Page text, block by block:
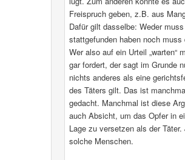
Freispruch geben, z.B. aus
Dafür gilt dasselbe: Weder
stattgefunden haben noch muss
Wer also auf ein Urteil „warten“
gar fordert, der sagt im Grunde
nichts anderes als eine
des Täters gilt. Das ist
gedacht. Manchmal ist diese
auch Absicht, um das Opfer in
Lage zu versetzen als der
solche Menschen.